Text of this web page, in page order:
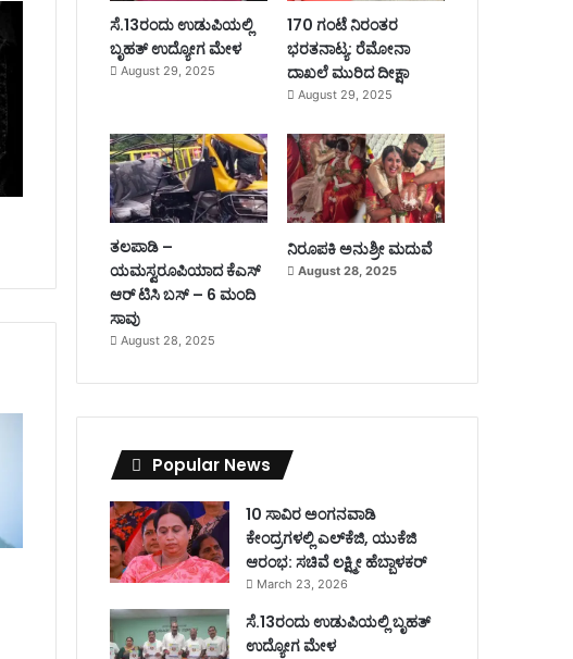
ಸೆ.13ರಂದು ಉಡುಪಿಯಲ್ಲಿ
ಬೃಹತ್ ಉದ್ಯೋಗ ಮೇಳ
August 29, 2025
170 ಗಂಟೆ ನಿರಂತರ
ಭರತನಾಟ್ಯ: ರೆಮೋನಾ
ದಾಖಲೆ ಮುರಿದ ದೀಕ್ಷಾ
August 29, 2025
ತಲಪಾಡಿ –
ಯಮಸ್ವರೂಪಿಯಾದ ಕೆಎಸ್
ಆರ್ ಟಿಸಿ ಬಸ್ – 6 ಮಂದಿ
ಸಾವು
August 28, 2025
ನಿರೂಪಕಿ ಅನುಶ್ರೀ ಮದುವೆ
August 28, 2025
Popular News
10 ಸಾವಿರ ಅಂಗನವಾಡಿ
ಕೇಂದ್ರಗಳಲ್ಲಿ ಎಲ್‌ಕೆಜಿ, ಯುಕೆಜಿ
ಆರಂಭ: ಸಚಿವೆ ಲಕ್ಷ್ಮೀ ಹೆಬ್ಬಾಳಕರ್
March 23, 2026
ಸೆ.13ರಂದು ಉಡುಪಿಯಲ್ಲಿ ಬೃಹತ್
ಉದ್ಯೋಗ ಮೇಳ